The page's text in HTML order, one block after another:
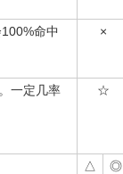
命中 ×
一定几率
☆
△ ◎